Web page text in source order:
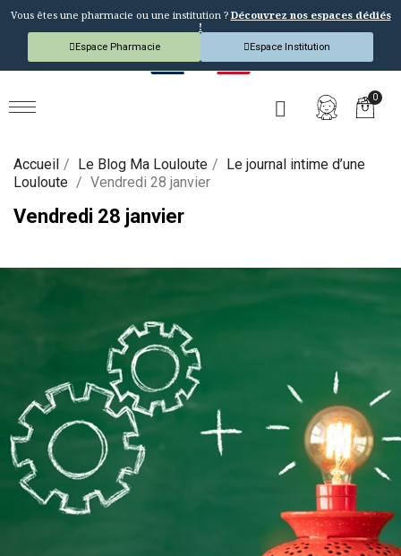
Vous êtes une pharmacie ou une institution ? Découvrez nos espaces dédiés
!
Espace Pharmacie Espace Institution
Accueil Le Blog Ma Louloute
Le journal intime d’une
Louloute
Vendredi 28 janvier
Vendredi 28 janvier